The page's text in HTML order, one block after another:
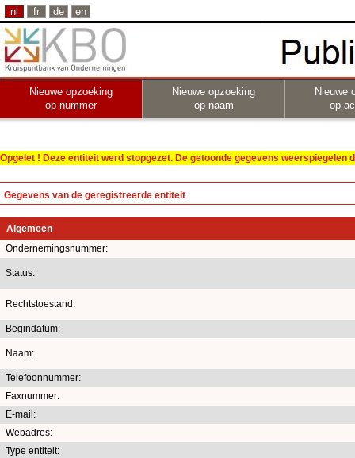
nl fr de en
Nieuwe opzoeking
op nummer
Nieuwe opzoeking
op naam
Nieuwe
op
Opgelet ! Deze entiteit werd stopgezet. De getoonde gegevens
Gegevens van de geregistreerde entiteit
Algemeen
Ondernemingsnummer:
Status:
Rechtstoestand:
Begindatum:
Naam:
Telefoonnummer:
Faxnummer:
E-mail:
Webadres:
Type entiteit: